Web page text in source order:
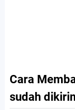
Cara
sudah